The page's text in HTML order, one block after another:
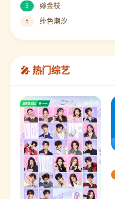
3 嫁金枝
5 绯色潮汐
🎤 热门综艺